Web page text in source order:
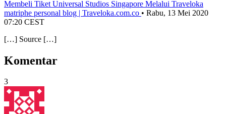
Membeli Tiket Universal Studios Singapore Melalui Traveloka
matriphe personal blog | Traveloka.com.co • Rabu, 13 Mei 2020
07:20 CEST
[…] Source […]
Komentar
3